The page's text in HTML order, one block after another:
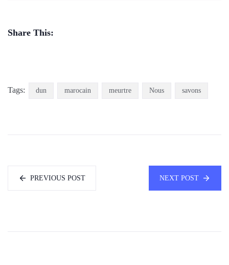
Share This:
Tags: dun marocain meurtre Nous savons
PREVIOUS POST NEXT POST